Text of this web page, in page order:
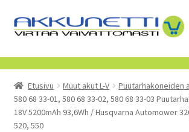
Siirry
navigointiin
Siirry
sisältöön
Kauppa
Tietoa meistä
Yrityksille
Etusivu Muut akut L-V Puutarhakoneiden
580 68 33-01, 580 68 33-02, 580 68 33-03
18V 5200mAh 93,6Wh / Husqvarna Automower
520, 550